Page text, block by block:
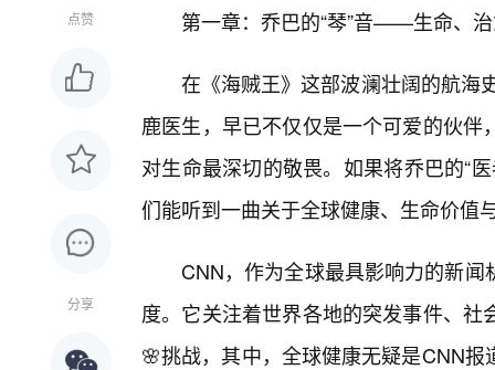
点赞
分享
第一章：乔巴的“琴”音——生命、
在《海贼王》这部波澜壮阔的航海
鹿医生，早已不仅仅是一个可爱的伙
对生命最深切的敬畏。如果将乔巴的“
们能听到一曲关于全球健康、生命价值
CNN，作为全球最具影响力的新
度。它关注着世界各地的突发事件、
🌸挑战，其中，全球健康无疑是CNN